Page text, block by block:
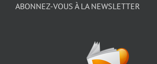
ABONNEZ-VOUS À LA NEWSLETTER